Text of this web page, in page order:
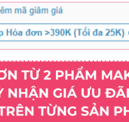
Satin 3.5g - Fullbox - Hàng Duty
1.289.000₫ 2.190.000₫
Xem tất cả